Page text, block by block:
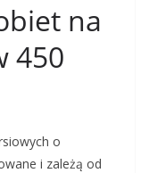
na
450
o
i zależą od